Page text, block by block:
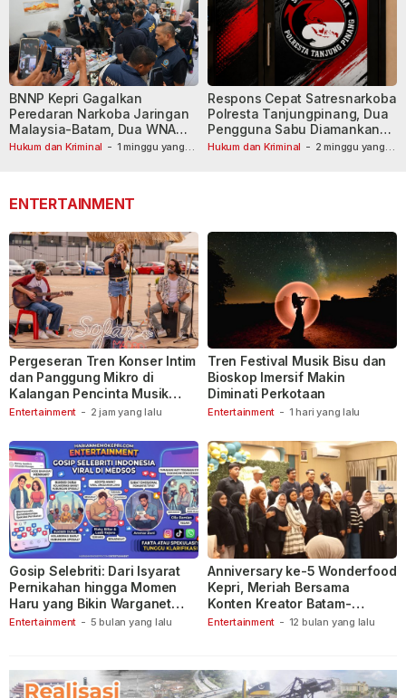
Hukum dan Kriminal - 1 minggu yang
BNNP Kepri Gagalkan
Peredaran Narkoba Jaringan
Malaysia-Batam, Dua WNA
Masih Diburu
Hukum dan Kriminal - 2 minggu yang
Respons Cepat Satresnarkoba
Polresta Tanjungpinang, Dua
Pengguna Sabu Diamankan
Usai Dilaporkan ke Call Center
ENTERTAINMENT
Entertainment - 2 jam yang lalu
Pergeseran Tren Konser Intim
dan Panggung Mikro di
Kalangan Pencinta Musik
Indonesia
Entertainment - 1 hari yang lalu
Tren Festival Musik Bisu dan
Bioskop Imersif Makin
Diminati Perkotaan
Entertainment - 5 bulan yang lalu
Gosip Selebriti: Dari Isyarat
Pernikahan hingga Momen
Haru yang Bikin Warganet
Berspekulasi
Entertainment - 12 bulan yang lalu
Anniversary ke-5 Wonderfood
Kepri, Meriah Bersama
Konten Kreator Batam-
Tanjungpinang